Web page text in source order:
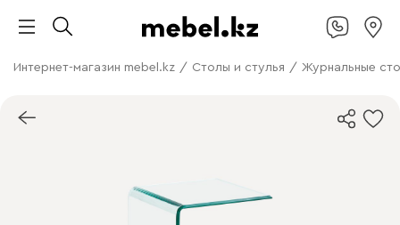
Интернет-магазин mebel.kz / Столы и стулья / Журнальные